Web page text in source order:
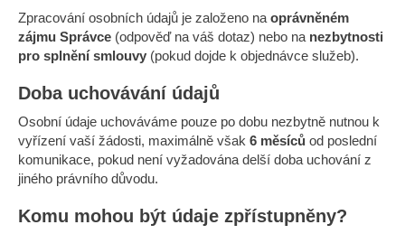
Zpracování osobních údajů je založeno na oprávněném
zájmu Správce (odpověď na váš dotaz) nebo na nezbytnosti
pro splnění smlouvy (pokud dojde k objednávce služeb).
Doba uchovávání údajů
Osobní údaje uchováváme pouze po dobu nezbytně nutnou k
vyřízení vaší žádosti, maximálně však 6 měsíců od poslední
komunikace, pokud není vyžadována delší doba uchování z
jiného právního důvodu.
Komu mohou být údaje zpřístupněny?